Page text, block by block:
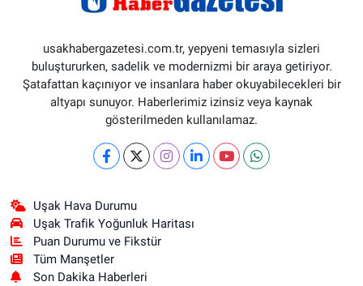
usakhabergazetesi.com.tr, yepyeni temasıyla sizleri
buluştururken, sadelik ve modernizmi bir araya getiriyor.
Şatafattan kaçınıyor ve insanlara haber okuyabilecekleri bir
altyapı sunuyor. Haberlerimiz izinsiz veya kaynak
gösterilmeden kullanılamaz.
Uşak Hava Durumu
Uşak Trafik Yoğunluk Haritası
Puan Durumu ve Fikstür
Tüm Manşetler
Son Dakika Haberleri